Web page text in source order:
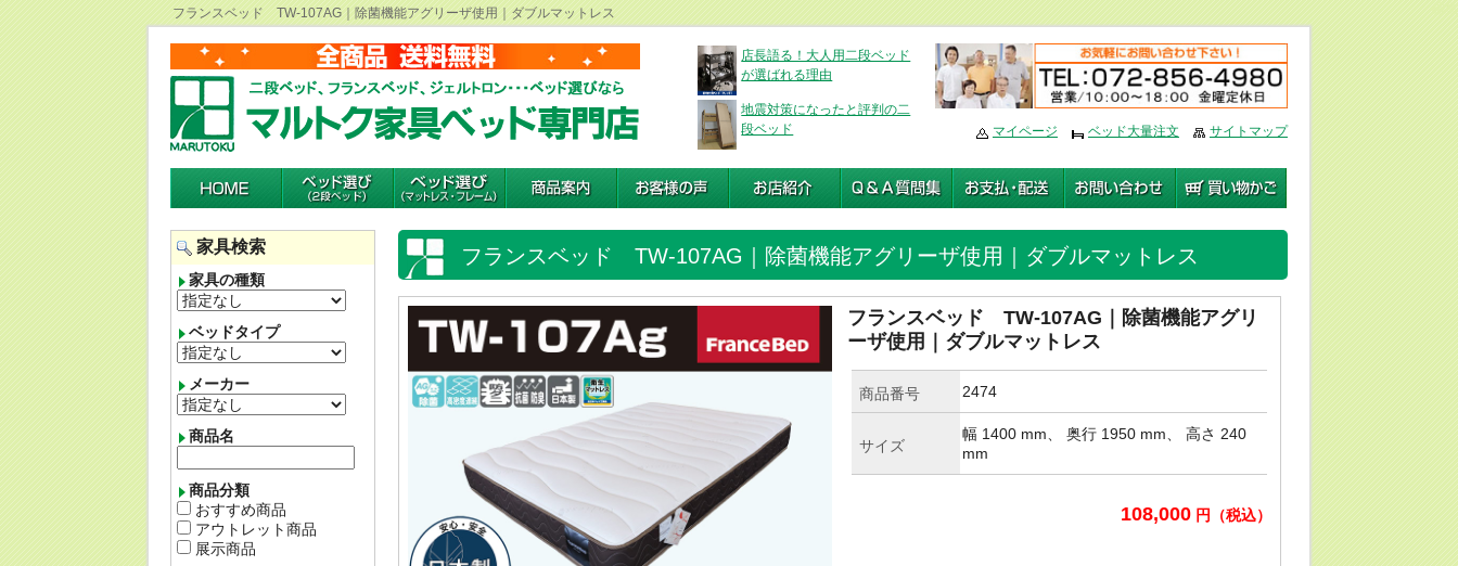
編集
フランスベッド TW-107AG｜除菌機能アグリーザ使用｜ダブルマットレス
店長語る！大人用二段ベッド
が選ばれる理由
地震対策になったと評判の二
段ベッド
マイページ ベッド大量注文 サイトマップ
家具検索
家具の種類
ベッドタイプ
メーカー
商品名
商品分類
おすすめ商品
アウトレット商品
展示商品
フランスベッド TW-107AG｜除菌機能アグリーザ使用｜ダブルマットレス
フランスベッド TW-107AG｜除菌機能アグリ
ーザ使用｜ダブルマットレス
商品番号 2474
サイズ
幅 1400 mm、 奥行 1950 mm、 高さ 240
mm
108,000円（税込）